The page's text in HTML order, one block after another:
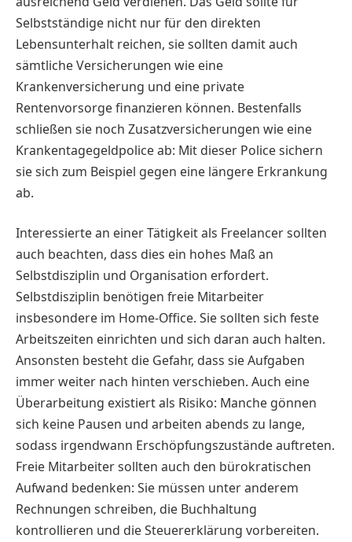
Selbstständige nicht nur für den direkten
Lebensunterhalt reichen, sie sollten damit auch
sämtliche Versicherungen wie eine
Krankenversicherung und eine private
Rentenvorsorge finanzieren können. Bestenfalls
schließen sie noch Zusatzversicherungen wie eine
Krankentagegeldpolice ab: Mit dieser Police sichern
sie sich zum Beispiel gegen eine längere Erkrankung
ab.
Interessierte an einer Tätigkeit als Freelancer sollten
auch beachten, dass dies ein hohes Maß an
Selbstdisziplin und Organisation erfordert.
Selbstdisziplin benötigen freie Mitarbeiter
insbesondere im Home-Office. Sie sollten sich feste
Arbeitszeiten einrichten und sich daran auch halten.
Ansonsten besteht die Gefahr, dass sie Aufgaben
immer weiter nach hinten verschieben. Auch eine
Überarbeitung existiert als Risiko: Manche gönnen
sich keine Pausen und arbeiten abends zu lange,
sodass irgendwann Erschöpfungszustände auftreten.
Freie Mitarbeiter sollten auch den bürokratischen
Aufwand bedenken: Sie müssen unter anderem
Rechnungen schreiben, die Buchhaltung
kontrollieren und die Steuererklärung vorbereiten.